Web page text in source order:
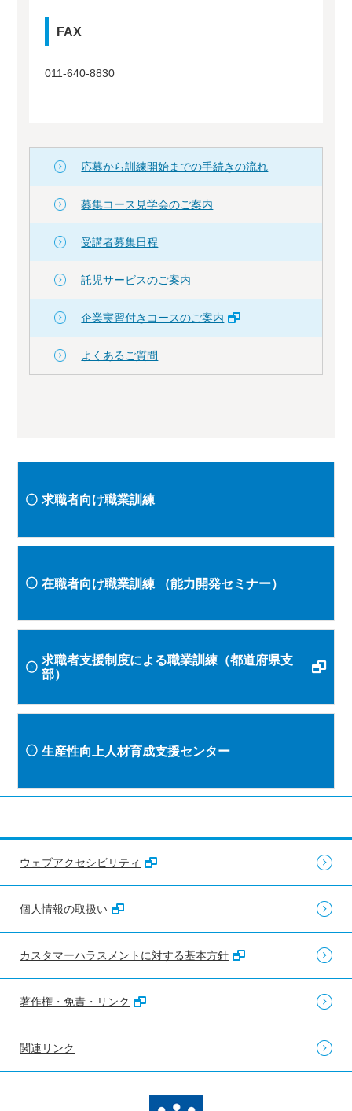
FAX
011-640-8830
応募から訓練開始までの手続きの流れ
募集コース見学会のご案内
受講者募集日程
託児サービスのご案内
企業実習付きコースのご案内
よくあるご質問
求職者向け職業訓練
在職者向け職業訓練 （能力開発セミナー）
求職者支援制度による職業訓練（都道府県支
部）
生産性向上人材育成支援センター
ウェブアクセシビリティ
個人情報の取扱い
カスタマーハラスメントに対する基本方針
著作権・免責・リンク
関連リンク